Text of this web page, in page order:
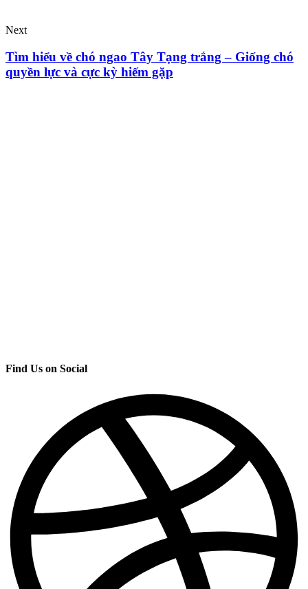
Next
Tìm hiểu về chó ngao Tây Tạng trắng – Giống chó
quyền lực và cực kỳ hiếm gặp
Find Us on Social